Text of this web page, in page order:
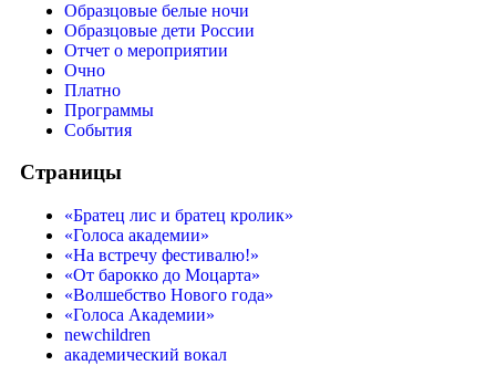
Образцовые белые ночи
Образцовые дети России
Отчет о мероприятии
Очно
Платно
Программы
События
Страницы
«Братец лис и братец кролик»
«Голоса академии»
«На встречу фестивалю!»
«От барокко до Моцарта»
«Волшебство Нового года»
«Голоса Академии»
newchildren
академический вокал